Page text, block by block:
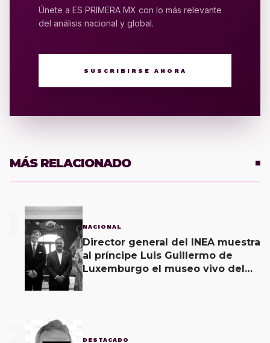
Únete a ES PRIMERA MX con lo más relevante
del análisis nacional y global.
SUSCRIBIRSE AHORA
MÁS RELACIONADO
NACIONAL
Director general del INEA muestra
al príncipe Luis Guillermo de
Luxemburgo el museo vivo del
DESTACADO